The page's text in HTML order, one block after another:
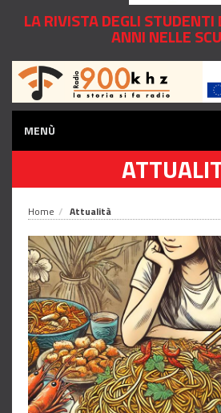
LA RIVISTA DEGLI
ANNI NELLE
MENÙ
Home Attualità